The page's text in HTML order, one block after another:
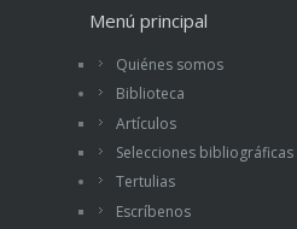
Menú principal
Quiénes somos
Biblioteca
Artículos
Selecciones bibliográficas
Tertulias
Escríbenos